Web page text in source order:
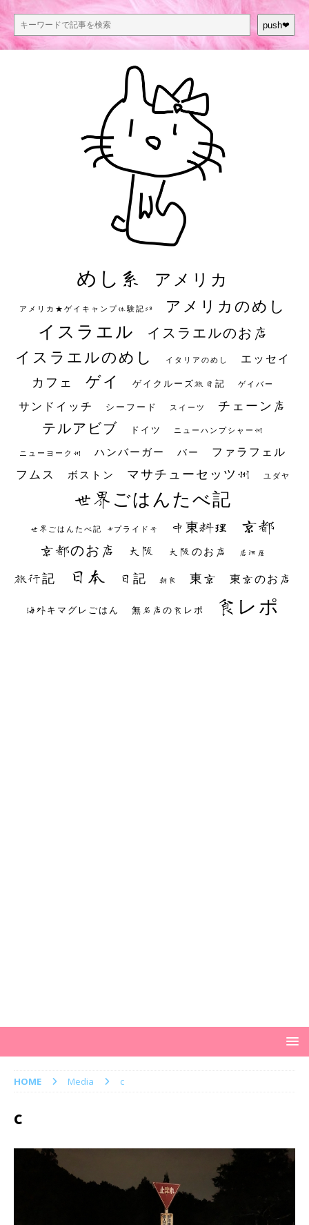
push❤︎
めし系 アメリカ
アメリカ★ゲイキャンプ体験記S3 アメリカのめし
イスラエル イスラエルのお店
イスラエルのめし イタリアのめし エッセイ
カフェ ゲイ ゲイクルーズ旅日記 ゲイバー
サンドイッチ シーフード スイーツ チェーン店
テルアビブ ドイツ ニューハンプシャー州
ニューヨーク州 ハンバーガー バー ファラフェル
フムス ボストン マサチューセッツ州 ユダヤ
世界ごはんたべ記
世界ごはんたべ記 #プライド号 中東料理 京都
京都のお店 大阪 大阪のお店 居酒屋
旅行記 日本 日記 朝食 東京 東京のお店
海外キマグレごはん 無名店の食レポ 食レポ
HOME Media c
c